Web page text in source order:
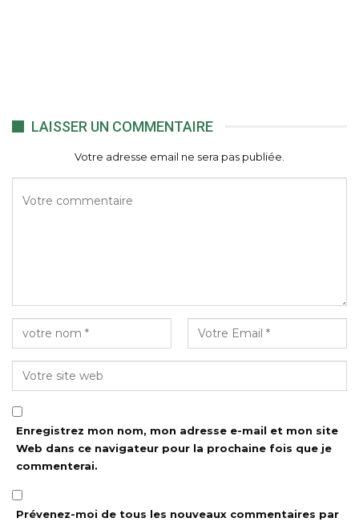
LAISSER UN COMMENTAIRE
Votre adresse email ne sera pas publiée.
Enregistrez mon nom, mon adresse e-mail et mon site
Web dans ce navigateur pour la prochaine fois que je
commenterai.
Prévenez-moi de tous les nouveaux commentaires par